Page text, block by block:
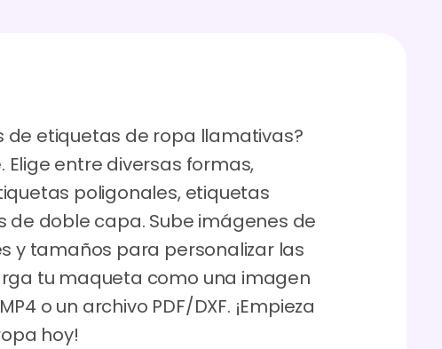
de etiquetas de ropa llamativas?
entre diversas formas,
poligonales, etiquetas
doble capa. Sube imágenes de
y tamaños para personalizar las
tu maqueta como una imagen
o un archivo PDF/DXF. ¡Empieza
hoy!